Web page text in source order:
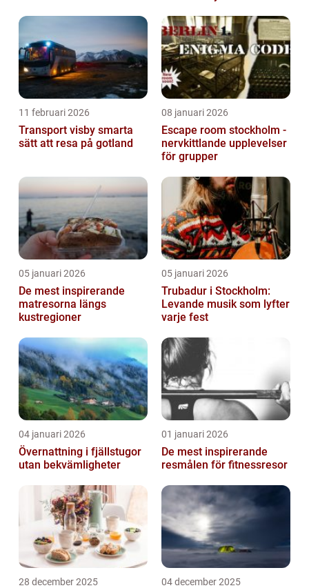
11 februari 2026
Transport visby smarta
sätt att resa på gotland
08 januari 2026
Escape room stockholm -
nervkittlande upplevelser
för grupper
05 januari 2026
De mest inspirerande
matresorna längs
kustregioner
05 januari 2026
Trubadur i Stockholm:
Levande musik som lyfter
varje fest
04 januari 2026
Övernattning i fjällstugor
utan bekvämligheter
01 januari 2026
De mest inspirerande
resmålen för fitnessresor
28 december 2025 04 december 2025